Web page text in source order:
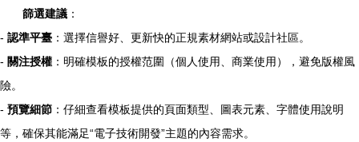
篩選建議 ：
- 認準平臺 ：選擇信譽好、更新快的正規素材網站或設計社區。
- 關注授權 ：明確模板的授權范圍（個人使用、商業使用），避免版權風
險。
- 預覽細節 ：仔細查看模板提供的頁面類型、圖表元素、字體使用說明
等，確保其能滿足“電子技術開發”主題的內容需求。